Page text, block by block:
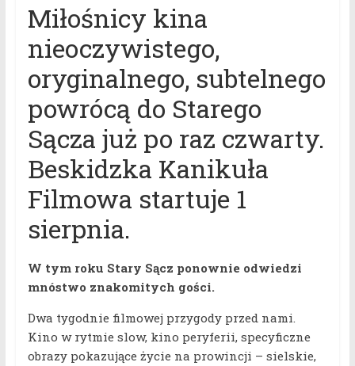
Miłośnicy kina
nieoczywistego,
oryginalnego, subtelnego
powrócą do Starego
Sącza już po raz czwarty.
Beskidzka Kanikuła
Filmowa startuje 1
sierpnia.
W tym roku Stary Sącz ponownie odwiedzi
mnóstwo znakomitych gości.
Dwa tygodnie filmowej przygody przed nami.
Kino w rytmie slow, kino peryferii, specyficzne
obrazy pokazujące życie na prowincji – sielskie,